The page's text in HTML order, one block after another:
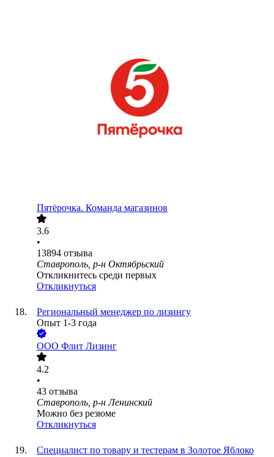
Пятёрочка. Команда магазинов
3.6
•
13894 отзыва
Ставрополь, р-н Октябрьский
Откликнитесь среди первых
Откликнуться
Региональный менеджер по лизингу
Опыт 1-3 года
ООО Флит Лизинг
4.2
•
43 отзыва
Ставрополь, р-н Ленинский
Можно без резюме
Откликнуться
Специалист по товару и тестерам в Золотое Яблоко